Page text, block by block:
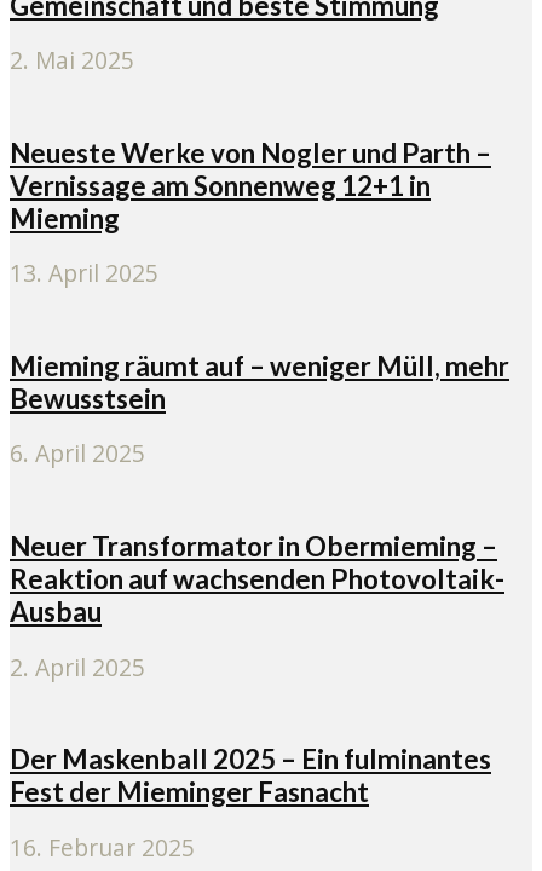
2. Mai 2025
Neueste Werke von Nogler und Parth –
Vernissage am Sonnenweg 12+1 in
Mieming
13. April 2025
Mieming räumt auf – weniger Müll, mehr
Bewusstsein
6. April 2025
Neuer Transformator in Obermieming –
Reaktion auf wachsenden Photovoltaik-
Ausbau
2. April 2025
Der Maskenball 2025 – Ein fulminantes
Fest der Mieminger Fasnacht
16. Februar 2025